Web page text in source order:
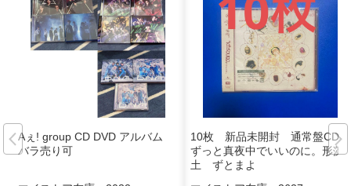
Aぇ! group CD DVD アルバム
バラ売り可
10枚 新品未開封 通常盤CD
ずっと真夜中でいいのに。形藻
土 ずとまよ